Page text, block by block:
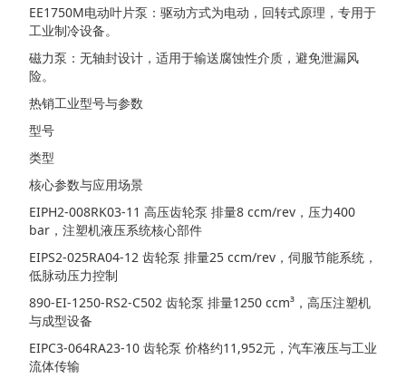
EE1750M电动叶片泵：驱动方式为电动，回转式原理，专用于
工业制冷设备。
磁力泵：无轴封设计，适用于输送腐蚀性介质，避免泄漏风
险。
热销工业型号与参数
型号
类型
核心参数与应用场景
EIPH2-008RK03-11 高压齿轮泵 排量8 ccm/rev，压力400
bar，注塑机液压系统核心部件
EIPS2-025RA04-12 齿轮泵 排量25 ccm/rev，伺服节能系统，
低脉动压力控制
890-EI-1250-RS2-C502 齿轮泵 排量1250 ccm³，高压注塑机
与成型设备
EIPC3-064RA23-10 齿轮泵 价格约11,952元，汽车液压与工业
流体传输